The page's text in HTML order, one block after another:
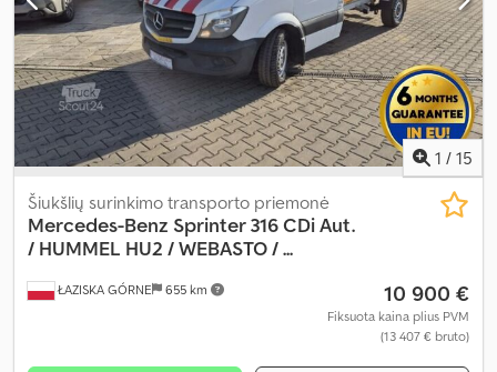
1 / 15
ŁAZISKA GÓRNE 655 km
Šiukšlių surinkimo transporto priemonė
Mercedes-Benz Sprinter 316 CDi Aut.
/ HUMMEL HU2 / WEBASTO / ...
10 900 €
Fiksuota kaina plius PVM
(13 407 € bruto)